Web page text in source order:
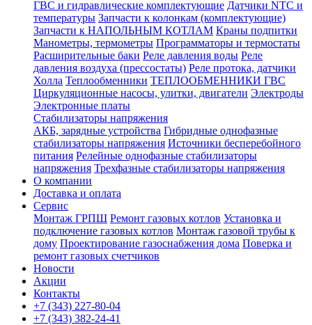
ГВС и гидравлические комплектующие Датчики NTC и
температуры Запчасти к колонкам (комплектующие)
Запчасти к НАПОЛЬНЫМ КОТЛАМ Краны подпитки
Манометры, термометры Программаторы и термостаты
Расширительные баки Реле давления воды Реле
давления воздуха (прессостаты) Реле протока, датчики
Холла Теплообменники ТЕПЛООБМЕННИКИ ГВС
Циркуляционные насосы, улитки, двигатели Электроды
Электронные платы
Стабилизаторы напряжения
АКБ, зарядные устройства Гибридные однофазные
стабилизаторы напряжения Источники бесперебойного
питания Релейные однофазные стабилизаторы
напряжения Трехфазные стабилизаторы напряжения
О компании
Доставка и оплата
Сервис
Монтаж ГРПШ Ремонт газовых котлов Установка и
подключение газовых котлов Монтаж газовой трубы к
дому Проектирование газоснабжения дома Поверка и
ремонт газовых счетчиков
Новости
Акции
Контакты
+7 (343) 227-80-04
+7 (343) 382-24-41